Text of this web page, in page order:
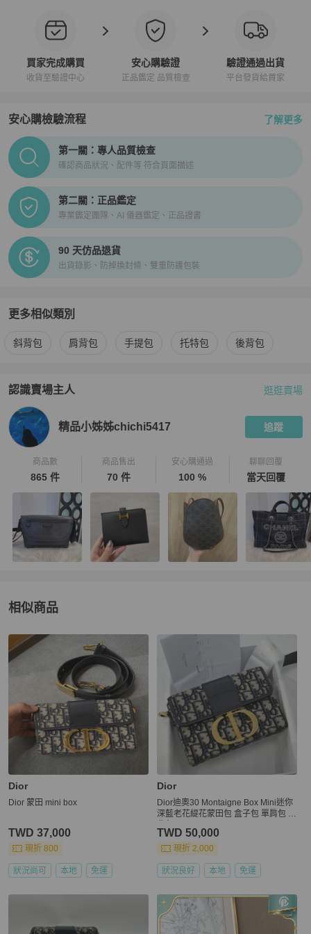
買家完成購買
收貨至驗證中心
安心購驗證
正品鑑定 品質檢查
驗證通過出貨
平台發貨給買家
安心購檢驗流程 了解更多
PopChill拍拍圈正品驗證、安心購檢驗流程介紹
第一關：專人品質檢查
確認商品狀況、配件等 符合頁面描述
第二關：正品鑑定
專業鑑定團隊、AI 儀器鑑定、正品證書
90 天仿品退貨
出貨錄影、防掉換封條、雙重防護包裝
更多相似類別
更多Dior 相似商品推薦
斜背包 肩背包 手提包 托特包 後背包
認識賣場主人
PopChill 拍拍圈嚴選賣家
逛逛賣場
精品小姊姊chichi5417 追蹤
商品數
865 件
商品售出
70 件
安心購通過
100 %
聊聊回覆
當天回覆
相似商品
更多相似Dior女包推薦精品
Dior
Dior 蒙田 mini box
TWD 37,000
現折 800
狀況尚可 本地 免運
Dior
Dior迪奧30 Montaigne Box Mini迷你
深藍老花緹花蒙田包 盒子包 單肩包 斜
TWD 50,000
現折 2,000
狀況良好 本地 免運